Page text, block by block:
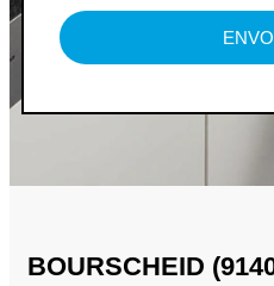
BOURSCHEID